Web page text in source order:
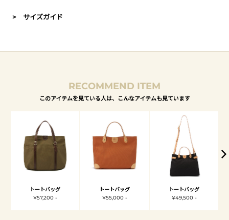
> サイズガイド
RECOMMEND ITEM
このアイテムを見ている人は、こんなアイテムも見ています
トートバッグ
¥57,200 -
トートバッグ
¥55,000 -
トートバッグ
¥49,500 -